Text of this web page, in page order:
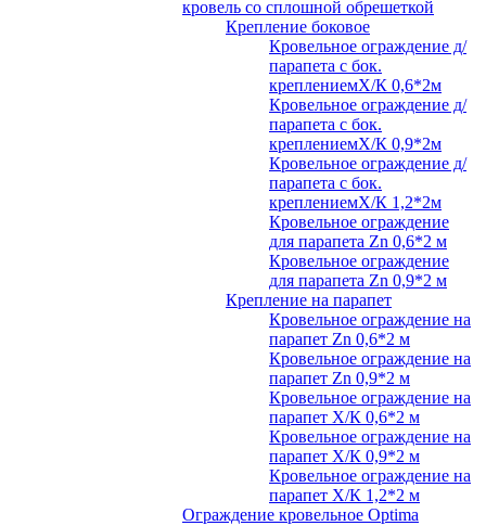
кровель со сплошной обрешеткой
Крепление боковое
Кровельное ограждение д/
парапета с бок.
креплениемХ/К 0,6*2м
Кровельное ограждение д/
парапета с бок.
креплениемХ/К 0,9*2м
Кровельное ограждение д/
парапета с бок.
креплениемХ/К 1,2*2м
Кровельное ограждение
для парапета Zn 0,6*2 м
Кровельное ограждение
для парапета Zn 0,9*2 м
Крепление на парапет
Кровельное ограждение на
парапет Zn 0,6*2 м
Кровельное ограждение на
парапет Zn 0,9*2 м
Кровельное ограждение на
парапет Х/К 0,6*2 м
Кровельное ограждение на
парапет Х/К 0,9*2 м
Кровельное ограждение на
парапет Х/К 1,2*2 м
Ограждение кровельное Optima